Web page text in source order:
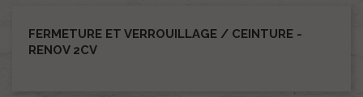
FERMETURE ET VERROUILLAGE / CEINTURE -
RENOV 2CV